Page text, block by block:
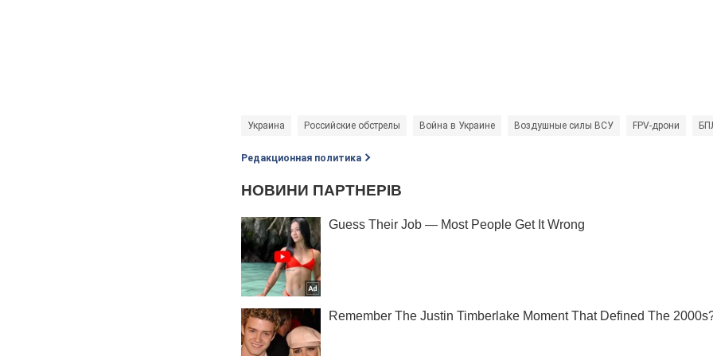
Украина Российские обстрелы Война в Украине Воздушные силы ВСУ FPV-дрони
Редакционная политика